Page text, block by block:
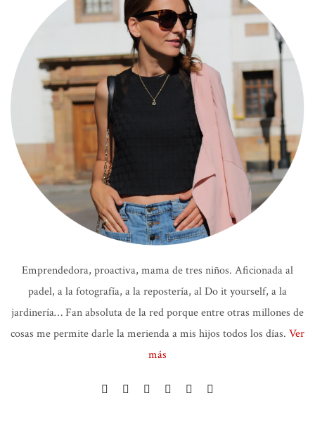
Emprendedora, proactiva, mama de tres niños. Aficionada al
padel, a la fotografía, a la repostería, al Do it yourself, a la
jardinería… Fan absoluta de la red porque entre otras millones de
cosas me permite darle la merienda a mis hijos todos los días. Ver
más